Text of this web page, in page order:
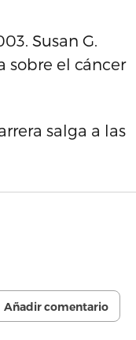
Susan G.
sobre el cáncer
salga a las
Añadir comentario